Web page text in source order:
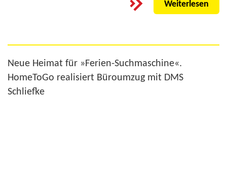
Weiterlesen
Neue Heimat für »Ferien-Suchmaschine«.
HomeToGo realisiert Büroumzug mit DMS
Schliefke